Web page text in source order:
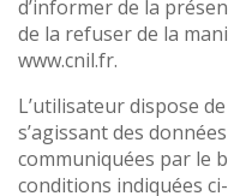
d’informer de la
de la refuser de la
www.cnil.fr.
L’utilisateur dispose
s’agissant des
communiquées par le
conditions indiquées